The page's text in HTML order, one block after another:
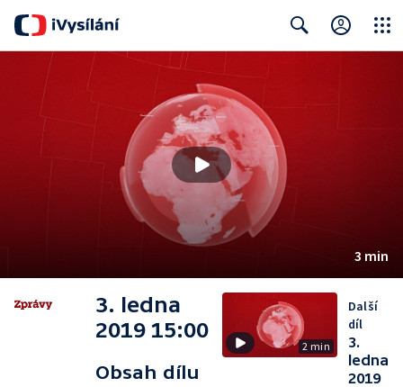
3 min
3. ledna
2019 15:00
Obsah dílu
2 min
Další
díl
3.
ledna
2019